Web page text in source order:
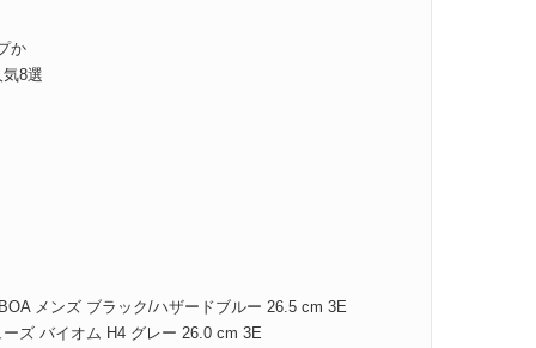
か
8選
メンズ ブラック/ハザードブルー 26.5 cm 3E
ズ バイオム H4 グレー 26.0 cm 3E